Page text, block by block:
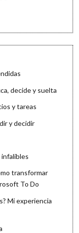
decide y suelta
y tareas
y decidir
transformar
To Do
Mi experiencia